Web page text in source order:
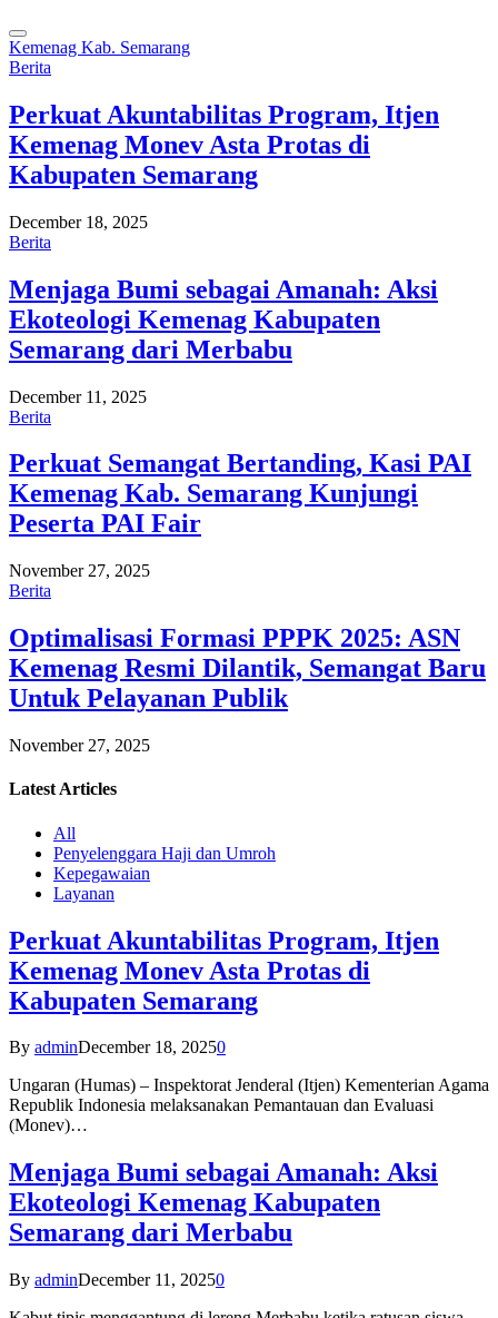
Kemenag Kab. Semarang
Berita
Perkuat Akuntabilitas Program, Itjen
Kemenag Monev Asta Protas di
Kabupaten Semarang
December 18, 2025
Berita
Menjaga Bumi sebagai Amanah: Aksi
Ekoteologi Kemenag Kabupaten
Semarang dari Merbabu
December 11, 2025
Berita
Perkuat Semangat Bertanding, Kasi PAI
Kemenag Kab. Semarang Kunjungi
Peserta PAI Fair
November 27, 2025
Berita
Optimalisasi Formasi PPPK 2025: ASN
Kemenag Resmi Dilantik, Semangat Baru
Untuk Pelayanan Publik
November 27, 2025
Latest Articles
All
Penyelenggara Haji dan Umroh
Kepegawaian
Layanan
Perkuat Akuntabilitas Program, Itjen
Kemenag Monev Asta Protas di
Kabupaten Semarang
By adminDecember 18, 20250
Ungaran (Humas) – Inspektorat Jenderal (Itjen) Kementerian Agama
Republik Indonesia melaksanakan Pemantauan dan Evaluasi
(Monev)…
Menjaga Bumi sebagai Amanah: Aksi
Ekoteologi Kemenag Kabupaten
Semarang dari Merbabu
By adminDecember 11, 20250